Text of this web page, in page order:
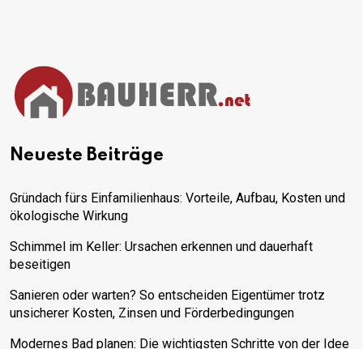
Neueste Beiträge
Gründach fürs Einfamilienhaus: Vorteile, Aufbau, Kosten und
ökologische Wirkung
Schimmel im Keller: Ursachen erkennen und dauerhaft
beseitigen
Sanieren oder warten? So entscheiden Eigentümer trotz
unsicherer Kosten, Zinsen und Förderbedingungen
Modernes Bad planen: Die wichtigsten Schritte von der Idee